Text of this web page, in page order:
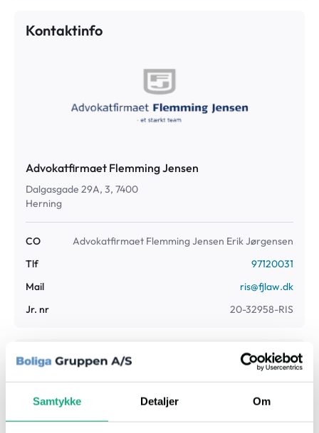
Samtykke Detaljer Om
Kontaktinfo
Advokatfirmaet Flemming Jensen
Dalgasgade 29A, 3, 7400
Herning
CO
Advokatfirmaet Flemming Jensen Erik Jørgensen
Tlf
97120031
Mail
ris@fjlaw.dk
Jr. nr
20-32958-RIS
Fogedret
Retten i Hjørring
Sct. Knuds Park 8, 9800, Hjørring